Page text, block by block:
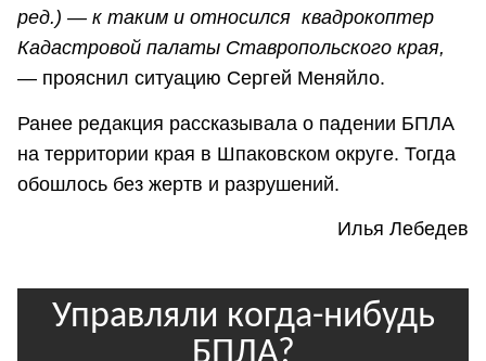
ред.) — к таким и относился квадрокоптер
Кадастровой палаты Ставропольского края,
— прояснил ситуацию Сергей Меняйло.
Ранее редакция рассказывала о падении БПЛА
на территории края в Шпаковском округе. Тогда
обошлось без жертв и разрушений.
Илья Лебедев